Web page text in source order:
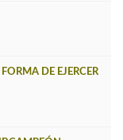
DE EJERCER